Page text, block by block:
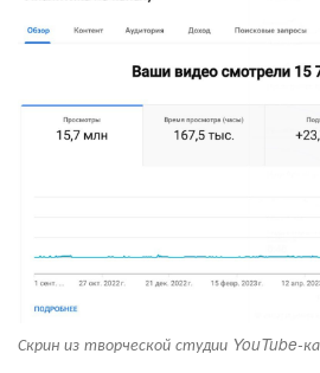
Скрин из творческой студии YouTube-